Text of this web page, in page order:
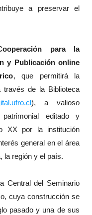
a preservar el
para la
y Publicación online
, que permitirá la
través de la Biblioteca
), a valioso
editado y
XX por la institución
general en el área
la región y el país.
Central del Seminario
cuya construcción se
pasado y una de sus